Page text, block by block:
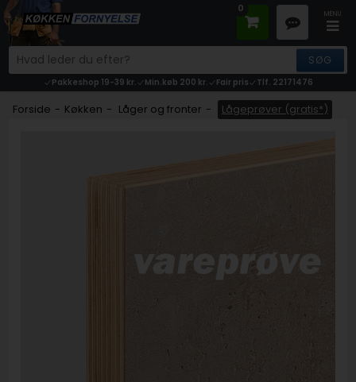
Pakkeshop 19-39 kr. Min.køb 200 kr. Fair pris Tlf. 22171476
0
Forside - Køkken - Låger og fronter - Lågeprøver (gratis*)